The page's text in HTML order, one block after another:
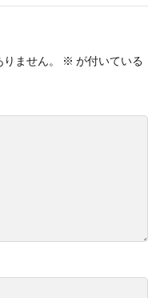
ません。 ※ が付いている